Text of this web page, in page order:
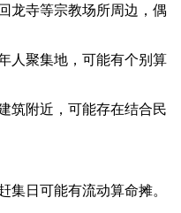
龙寺等宗教场所周边，偶
人聚集地，可能有个别算
筑附近，可能存在结合民
集日可能有流动算命摊。